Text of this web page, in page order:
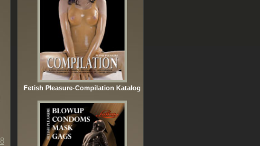
Fetish Pleasure-Compilation Katalog